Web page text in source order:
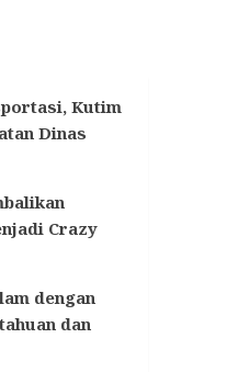
Kutim
Dinas
Crazy
dengan
dan